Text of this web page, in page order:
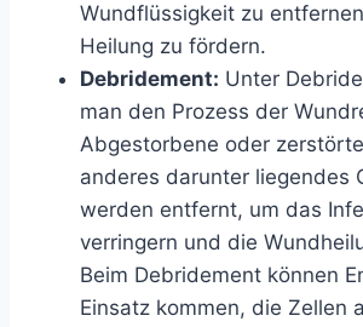
Wundflüssigkeit zu
Heilung zu fördern.
Debridement: Unter
man den Prozess der
Abgestorbene oder
anderes darunter liegendes
werden entfernt, um das
verringern und die
Beim Debridement können
Einsatz kommen, die Zellen